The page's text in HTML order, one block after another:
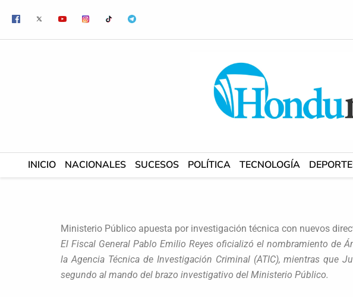
contenido
INICIO NACIONALES SUCESOS POLÍTICA TECNOLOGÍA
Ministerio Público apuesta por investigación técnica con nuevos
El Fiscal General Pablo Emilio Reyes oficializó el nombramiento de
la Agencia Técnica de Investigación Criminal (ATIC), mientras que
segundo al mando del brazo investigativo del Ministerio Público.